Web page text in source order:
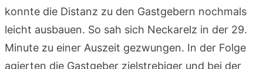
konnte die Distanz zu den Gastgebern nochmals
leicht ausbauen. So sah sich Neckarelz in der 29.
Minute zu einer Auszeit gezwungen. In der Folge
agierten die Gastgeber zielstrebiger und bei der